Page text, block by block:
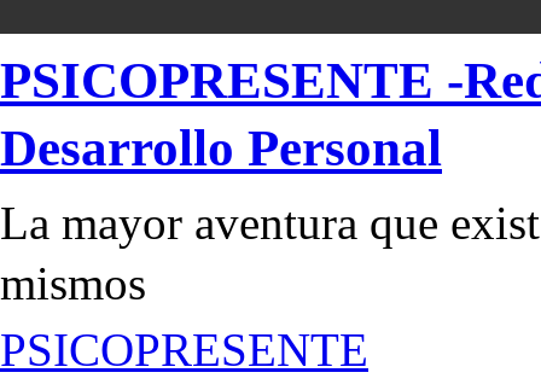
PSICOPRESENTE -
Desarrollo Personal
La mayor aventura que
mismos
PSICOPRESENTE